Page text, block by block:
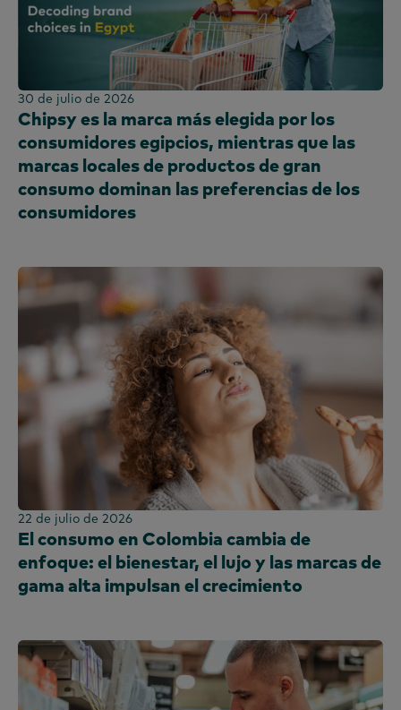
30 de julio de 2026
Chipsy es la marca más elegida por los
consumidores egipcios, mientras que las
marcas locales de productos de gran
consumo dominan las preferencias de los
consumidores
22 de julio de 2026
El consumo en Colombia cambia de
enfoque: el bienestar, el lujo y las marcas de
gama alta impulsan el crecimiento